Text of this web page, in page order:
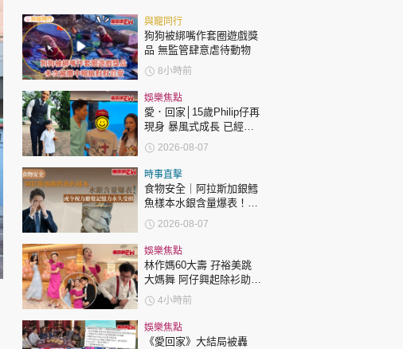
東周專欄
娛樂名人
文化藝術
時政財經
健康生活
飲食旅遊
星島環球 The Standard
與寵同行
狗狗被綁嘴作套圈遊戲獎
品 無監管肆意虐待動物
8小時前
娛樂焦點
愛．回家│15歲Philip仔再
現身 暴風式成長 已經高
過「三太」樊亦敏！
2026-08-07
時事直擊
食物安全｜阿拉斯加銀鱈
魚樣本水銀含量爆表！或
令視力聽覺記憶力永久受
損
2026-08-07
娛樂焦點
林作媽60大壽 孖裕美跳
大媽舞 阿仔興起除衫助慶
回應兩女交好有原因
4小時前
娛樂焦點
《愛回家》大結局被轟